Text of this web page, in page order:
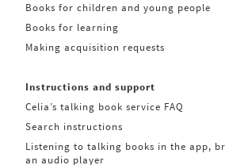
Books for children and young people
Books for learning
Making acquisition requests
Instructions and support
Celia’s talking book service FAQ
Search instructions
Listening to talking books in the app,
an audio player